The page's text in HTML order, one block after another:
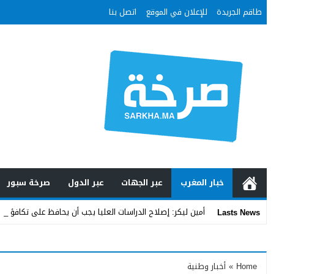
طاقم الجريدة للإعلان في الموقع اتصل بنا
خبار المغرب عبر الجهات عبر الدول صرخة سبور
Lasts News
أمين ليكر: إصلاح الدراسات العليا يجب أن يحافظ على تكافؤ الفر_
Home
» أخبار وطنية